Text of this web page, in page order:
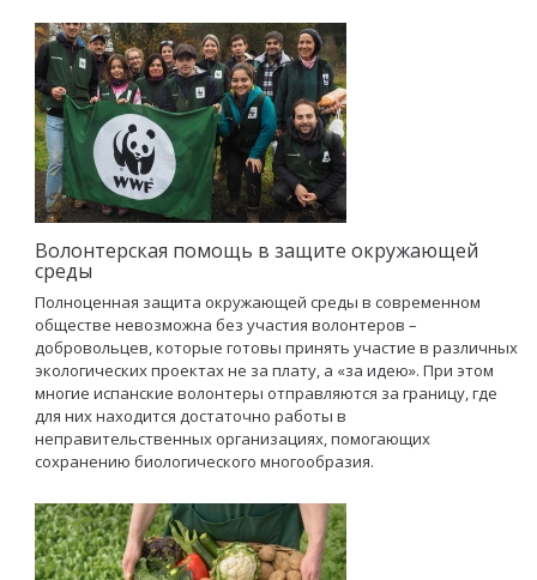
Волонтерская помощь в защите окружающей
среды
Полноценная защита окружающей среды в современном
обществе невозможна без участия волонтеров –
добровольцев, которые готовы принять участие в различных
экологических проектах не за плату, а «за идею». При этом
многие испанские волонтеры отправляются за границу, где
для них находится достаточно работы в
неправительственных организациях, помогающих
сохранению биологического многообразия.